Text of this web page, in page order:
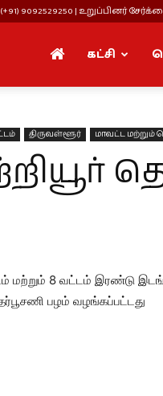
9092529250 | உறுப்பினர்
கட்சி
திருவள்ளூர் மாவட்ட மற்றும்
மற்றும் 8 வட்டம் இரண்டு
பழம் வழங்கப்பட்டது